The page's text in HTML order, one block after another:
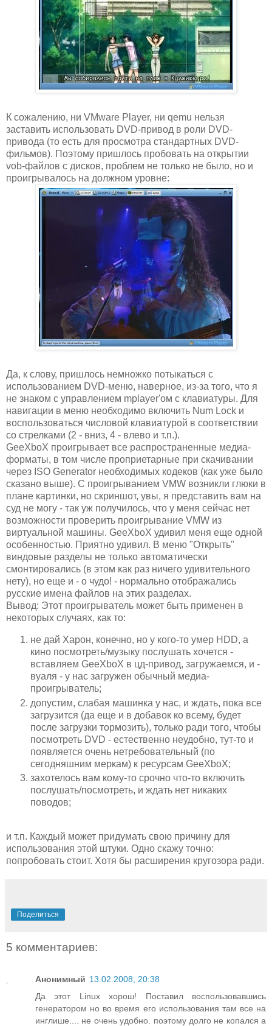
К сожалению, ни VMware Player, ни qemu нельзя
заставить использовать DVD-привод в роли DVD-
привода (то есть для просмотра стандартных DVD-
фильмов). Поэтому пришлось пробовать на открытии
vob-файлов с дисков, проблем не только не было, но и
проигрывалось на должном уровне:
Да, к слову, пришлось немножко потыкаться с
использованием DVD-меню, наверное, из-за того, что я
не знаком с управлением mplayer'ом с клавиатуры. Для
навигации в меню необходимо включить Num Lock и
воспользоваться числовой клавиатурой в соответствии
со стрелками (2 - вниз, 4 - влево и т.п.).
GeeXboX проигрывает все распространенные медиа-
форматы, в том числе проприетарные при скачивании
через ISO Generator необходимых кодеков (как уже было
сказано выше). С проигрыванием VMW возникли глюки в
плане картинки, но скриншот, увы, я представить вам на
суд не могу - так уж получилось, что у меня сейчас нет
возможности проверить проигрывание VMW из
виртуальной машины. GeeXboX удивил меня еще одной
особенностью. Приятно удивил. В меню "Открыть"
виндовые разделы не только автоматически
смонтировались (в этом как раз ничего удивительного
нету), но еще и - о чудо! - нормально отображались
русские имена файлов на этих разделах.
Вывод: Этот проигрыватель может быть применен в
некоторых случаях, как то:
не дай Харон, конечно, но у кого-то умер HDD, а
кино посмотреть/музыку послушать хочется -
вставляем GeeXboX в цд-привод, загружаемся, и -
вуаля - у нас загружен обычный медиа-
проигрыватель;
допустим, слабая машинка у нас, и ждать, пока все
загрузится (да еще и в добавок ко всему, будет
после загрузки тормозить), только ради того, чтобы
посмотреть DVD - естественно неудобно, тут-то и
появляется очень нетребовательный (по
сегодняшним меркам) к ресурсам GeeXboX;
захотелось вам кому-то срочно что-то включить
послушать/посмотреть, и ждать нет никаких
поводов;
и т.п. Каждый может придумать свою причину для
использования этой штуки. Одно скажу точно:
попробовать стоит. Хотя бы расширения кругозора ради.
Поделиться
5 комментариев:
Анонимный 13.02.2008, 20:38
Да этот Linux хорош! Поставил воспользовавшись
генератором но во время его использования там все на
инглише.... не очень удобно. поэтому долго не копался а